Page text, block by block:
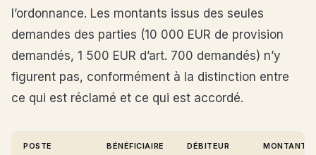
l’ordonnance. Les montants issus des seules
demandes des parties (10 000 EUR de provision
demandés, 1 500 EUR d’art. 700 demandés) n’y
figurent pas, conformément à la distinction entre
ce qui est réclamé et ce qui est accordé.
POSTE BÉNÉFICIAIRE DÉBITEUR MONTANT